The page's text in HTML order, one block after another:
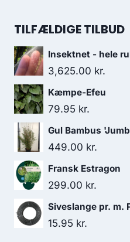
TILFÆLDIGE TILBUD
Insektnet - hele
3,625.00 kr.
Kæmpe-Efeu
79.95 kr.
Gul Bambus
449.00 kr.
Fransk Estragon
299.00 kr.
Siveslange pr. m.
15.95 kr.